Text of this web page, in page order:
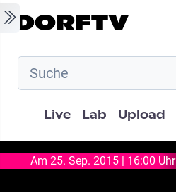
Skip to main content
Hauptnavigation
Live Lab Upload
Am 25. Sep. 2015 | 16:00 Uhr